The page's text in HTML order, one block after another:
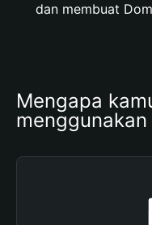
dan membuat
Mengapa